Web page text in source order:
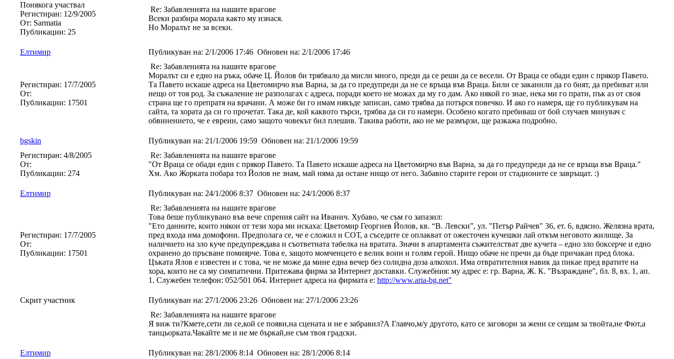
Понякога участвал
Регистиран: 12/9/2005
От: Sarmatia
Публикации: 25
Re: Забавленията на нашите врагове
Всеки разбира морала както му изнася.
Но Моралът не за всеки.
Eлтимир Публикуван на: 2/1/2006 17:46 Обновен на: 2/1/2006 17:46
Регистиран: 17/7/2005
От:
Публикации: 17501
Re: Забавленията на нашите врагове
Моралът си е едно на ръка, обаче Ц. Йолов би трябвало да мисли много, преди да се реши да се весели. От Враца се обади един с прякор Павето.
Та Павето искаше адреса на Цветомирчо във Варна, за да го предупреди да не се връща във Враца. Били се заканили да го бият, да пребиват или
нещо от тоя род. За съжаление не разполагах с адреса, поради което не можах да му го дам. Ако някой го знае, нека ми го прати, пък аз от своя
страна ще го препратя на врачани. А може би го имам някъде записан, само трябва да потърся повечко. И ако го намеря, ще го публикувам на
сайта, та хората да си го прочетат. Така де, кой каквото търси, трябва да си го намери. Особено когато пребиваш от бой случаев минувач с
обвинението, че е евреин, само защото човекът бил плешив. Такива работи, ако не ме размързи, ще разкажа подробно.
bgskin Публикуван на: 21/1/2006 19:59 Обновен на: 21/1/2006 19:59
Регистиран: 4/8/2005
От:
Публикации: 274
Re: Забавленията на нашите врагове
"От Враца се обади един с прякор Павето. Та Павето искаше адреса на Цветомирчо във Варна, за да го предупреди да не се връща във Враца."
Хм. Ако Жорката побара тоз Йолов не знам, май няма да остане нищо от него. Забавно старите герои от стадионите се завръщат. :)
Eлтимир Публикуван на: 24/1/2006 8:37 Обновен на: 24/1/2006 8:37
Регистиран: 17/7/2005
От:
Публикации: 17501
Re: Забавленията на нашите врагове
Това беше публикувано във вече спрения сайт на Иванич. Хубаво, че съм го запазил:
"Ето данните, които някои от тези хора ми искаха: Цветомир Георгиев Йолов, кв. “В. Левски”, ул. "Петър Райчев" 36, ет. 6, вдясно. Желязна врата,
пред входа има домофони. Предполага се, че е сложил и СОТ, а съседите се оплакват от ожесточен кучешки лай откъм неговото жилище. За
наличието на зло куче предупреждава и съответната табелка на вратата. Значи в апартамента съжителстват две кучета – едно зло боксерче и едно
охранено до пръсване помиярче. Това е, защото момченцето е велик воин и голям герой. Нищо обаче не пречи да бъде причакан пред блока.
Цъката Ялов е известен и с това, че не може да мине една вечер без солидна доза алкохол. Има отвратителния навик да пикае пред вратите на
хора, които не са му симпатични. Притежава фирма за Интернет доставки. Служебния: му адрес е: гр. Варна, Ж. К. "Възраждане", бл. 8, вх. 1, ап.
1. Служебен телефон: 052/501 064. Интернет адреса на фирмата е: http://www.aria-bg.net"
Скрит участник Публикуван на: 27/1/2006 23:26 Обновен на: 27/1/2006 23:26
Re: Забавленията на нашите врагове
Я виж ти?Кмете,сети ли се,кой се появи,на сцената и не е забравил?А Главчо,м/у другото, като се заговори за жени се сещам за твойта,не Фют,а
танцьорката.Чакайте ме и не ме бъркай,не съм твоя градски.
Eлтимир Публикуван на: 28/1/2006 8:14 Обновен на: 28/1/2006 8:14